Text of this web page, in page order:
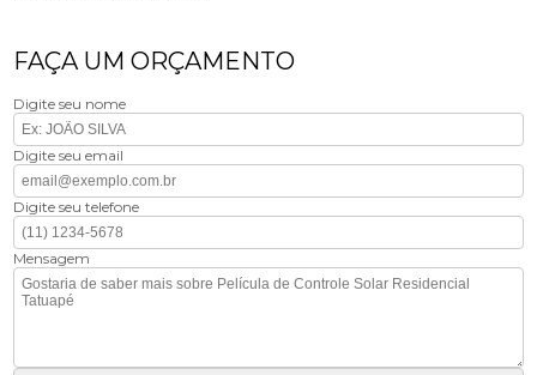
FAÇA UM ORÇAMENTO
Digite seu nome
Digite seu email
Digite seu telefone
Mensagem